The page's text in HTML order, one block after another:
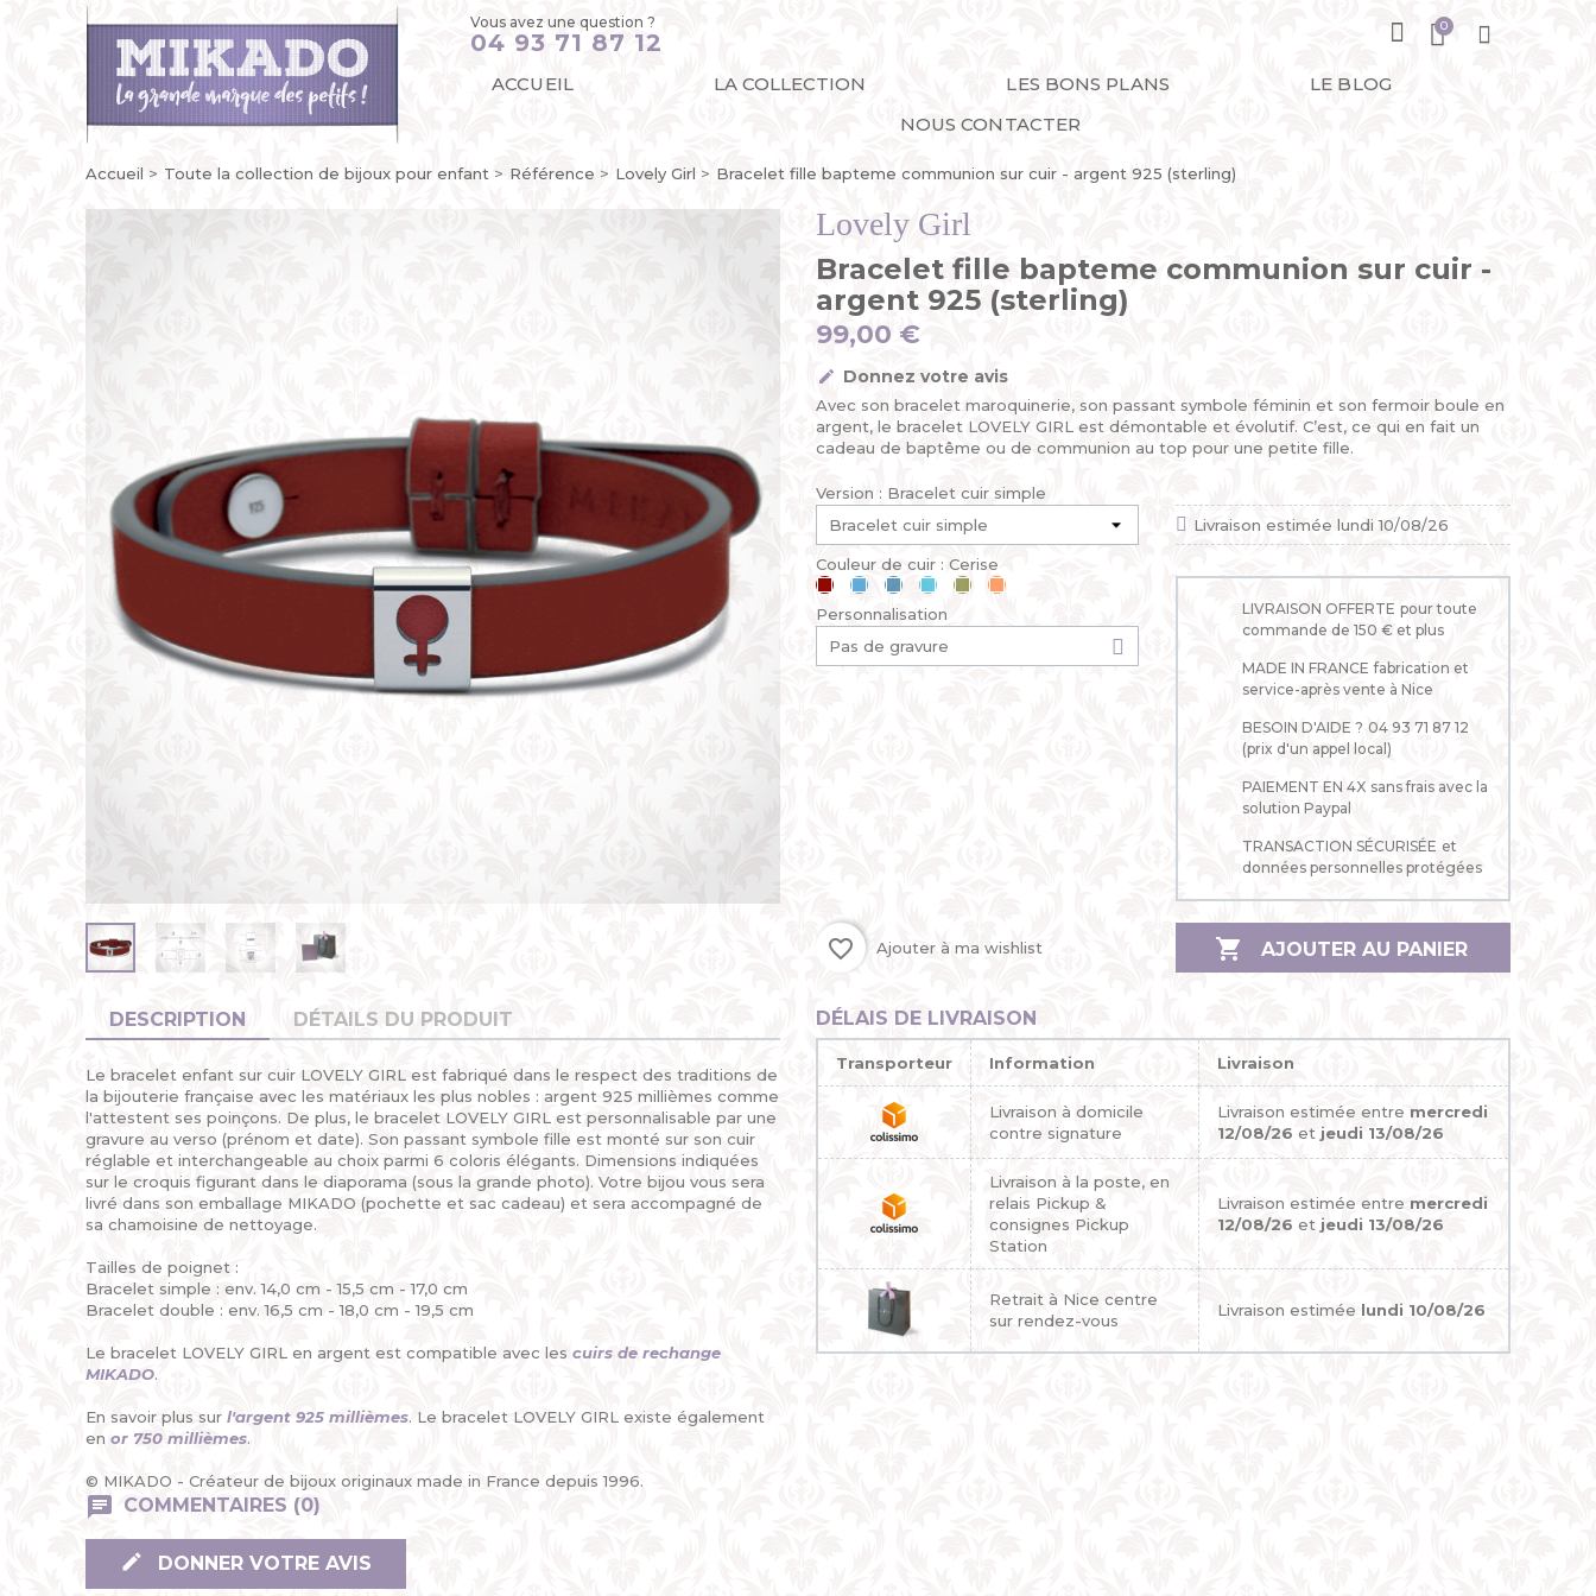
Vous avez une question ?
04 93 71 87 12
ACCUEIL LA COLLECTION LES BONS PLANS
LE BLOG
NOUS CONTACTER
Accueil Toute la collection de bijoux pour enfant Référence Lovely Girl Bracelet fille bapteme communion sur cuir - argent 925 (sterling)
Lovely Girl
Bracelet fille bapteme communion sur cuir -
argent 925 (sterling)
99,00 €
Donnez votre avis
Avec son bracelet maroquinerie, son passant symbole féminin et son fermoir boule en
argent, le bracelet LOVELY GIRL est démontable et évolutif. C’est, ce qui en fait un
cadeau de baptême ou de communion au top pour une petite fille.
Version : Bracelet cuir simple
Couleur de cuir : Cerise
CeriseBleu
ciel
Bleu
jean
Bleu
lagon
KakiMandarine
Personnalisation
favorite_border Ajouter à ma wishlist  AJOUTER AU PANIER
Livraison estimée lundi 10/08/26
LIVRAISON OFFERTE pour toute
commande de 150 € et plus
MADE IN FRANCE fabrication et
service-après vente à Nice
BESOIN D'AIDE ? 04 93 71 87 12
(prix d'un appel local)
PAIEMENT EN 4X sans frais avec la
solution Paypal
TRANSACTION SÉCURISÉE et
données personnelles protégées
DESCRIPTION DÉTAILS DU PRODUIT
Le bracelet enfant sur cuir LOVELY GIRL est fabriqué dans le respect des traditions de
la bijouterie française avec les matériaux les plus nobles : argent 925 millièmes comme
l'attestent ses poinçons. De plus, le bracelet LOVELY GIRL est personnalisable par une
gravure au verso (prénom et date). Son passant symbole fille est monté sur son cuir
réglable et interchangeable au choix parmi 6 coloris élégants. Dimensions indiquées
sur le croquis figurant dans le diaporama (sous la grande photo). Votre bijou vous sera
livré dans son emballage MIKADO (pochette et sac cadeau) et sera accompagné de
sa chamoisine de nettoyage.
Tailles de poignet :
Bracelet simple : env. 14,0 cm - 15,5 cm - 17,0 cm
Bracelet double : env. 16,5 cm - 18,0 cm - 19,5 cm
Le bracelet LOVELY GIRL en argent est compatible avec les cuirs de rechange
MIKADO.
En savoir plus sur l'argent 925 millièmes. Le bracelet LOVELY GIRL existe également
en or 750 millièmes.
© MIKADO - Créateur de bijoux originaux made in France depuis 1996.
DÉLAIS DE LIVRAISON
Transporteur Information Livraison
Livraison à domicile
contre signature
Livraison estimée entre mercredi
12/08/26 et jeudi 13/08/26
Livraison à la poste, en
relais Pickup &
consignes Pickup
Station
Livraison estimée entre mercredi
12/08/26 et jeudi 13/08/26
Retrait à Nice centre
sur rendez-vous
Livraison estimée lundi 10/08/26
COMMENTAIRES (0)
DONNER VOTRE AVIS